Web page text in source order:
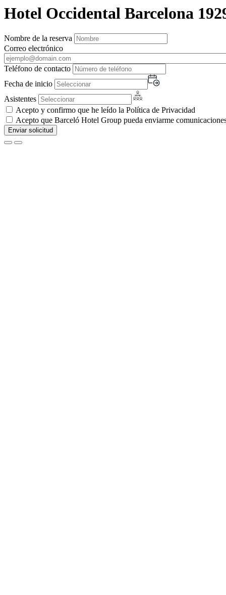
Hotel Occidental Barcelona
Nombre de la reserva
Correo electrónico
Teléfono de contacto
Fecha de inicio
Asistentes
Acepto y confirmo que he leído la Política de Privacidad
Acepto que Barceló Hotel Group pueda enviarme
Enviar solicitud